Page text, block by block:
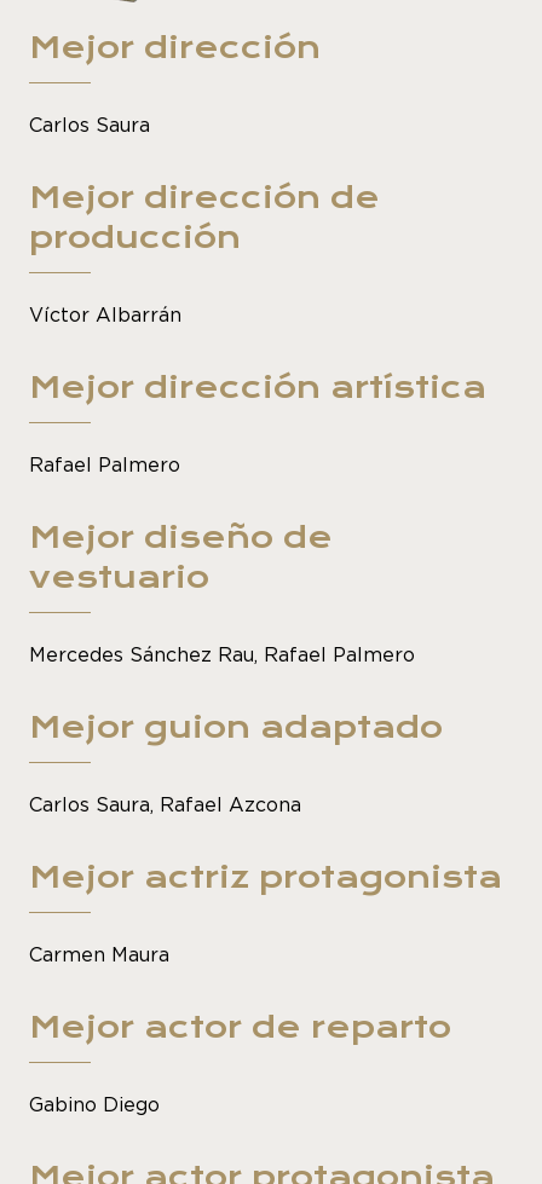
Mejor dirección
Carlos Saura
Mejor dirección de
producción
Víctor Albarrán
Mejor dirección artística
Rafael Palmero
Mejor diseño de
vestuario
Mercedes Sánchez Rau, Rafael Palmero
Mejor guion adaptado
Carlos Saura, Rafael Azcona
Mejor actriz protagonista
Carmen Maura
Mejor actor de reparto
Gabino Diego
Mejor actor protagonista